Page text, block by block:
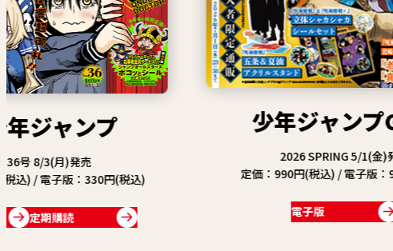
込)
少年ジャンプGIGA
2026 SPRING 5/1(金)発売
定価：990円(税込) / 電子版：941円(税込)